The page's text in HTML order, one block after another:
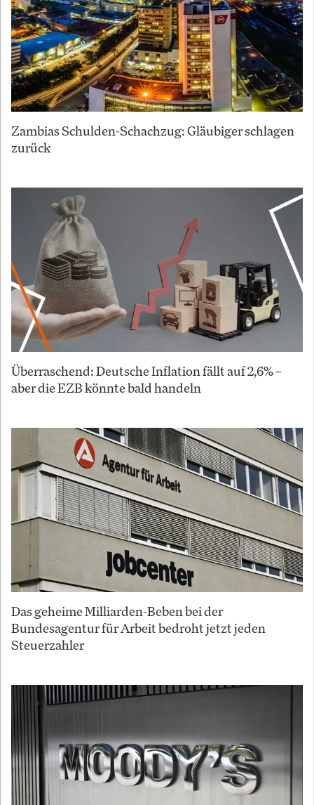
Zambias Schulden-Schachzug: Gläubiger schlagen
zurück
Überraschend: Deutsche Inflation fällt auf 2,6% –
aber die EZB könnte bald handeln
Das geheime Milliarden-Beben bei der
Bundesagentur für Arbeit bedroht jetzt jeden
Steuerzahler